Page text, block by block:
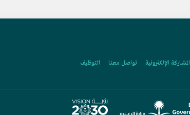
المشاركة الإلكترونية تواصل معنا التوظيف